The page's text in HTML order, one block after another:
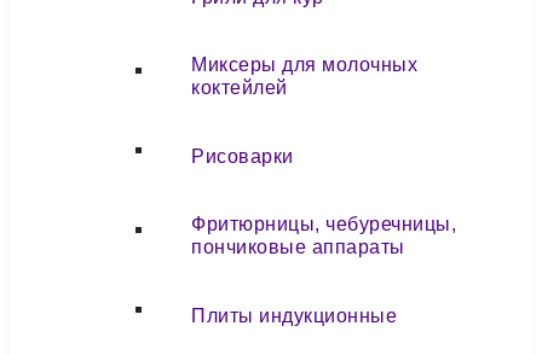
Миксеры для молочных
коктейлей
Рисоварки
Фритюрницы, чебуречницы,
пончиковые аппараты
Плиты индукционные